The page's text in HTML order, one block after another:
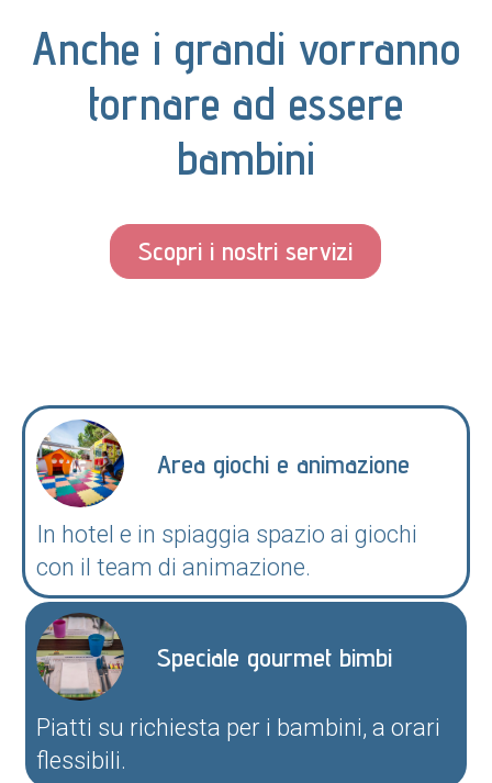
Anche i grandi vorranno
tornare ad essere
bambini
Scopri i nostri servizi
Area giochi e animazione
In hotel e in spiaggia spazio ai giochi
con il team di animazione.
Speciale gourmet bimbi
Piatti su richiesta per i bambini, a orari
flessibili.